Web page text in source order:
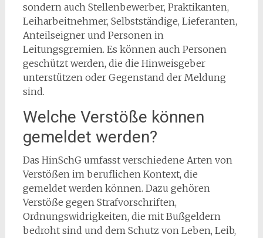
sondern auch Stellenbewerber, Praktikanten,
Leiharbeitnehmer, Selbstständige, Lieferanten,
Anteilseigner und Personen in
Leitungsgremien. Es können auch Personen
geschützt werden, die die Hinweisgeber
unterstützen oder Gegenstand der Meldung
sind.
Welche Verstöße können
gemeldet werden?
Das HinSchG umfasst verschiedene Arten von
Verstößen im beruflichen Kontext, die
gemeldet werden können. Dazu gehören
Verstöße gegen Strafvorschriften,
Ordnungswidrigkeiten, die mit Bußgeldern
bedroht sind und dem Schutz von Leben, Leib,